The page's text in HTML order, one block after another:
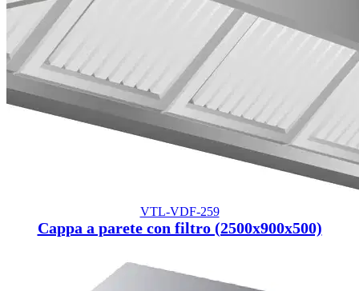
VTL-VDF-259
Cappa a parete con filtro (2500x900x500)